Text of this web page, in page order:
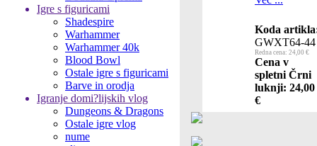
Igre s figuricami
Shadespire
Warhammer
Warhammer 40k
Blood Bowl
Ostale igre s figuricami
Barve in orodja
Igranje domi?lijskih vlog
Dungeons & Dragons
Ostale igre vlog
nume
Koda
GWXT64-44
Redna cena: 24,00 €
Cena v
spletni Črni
luknji: 24,00
€